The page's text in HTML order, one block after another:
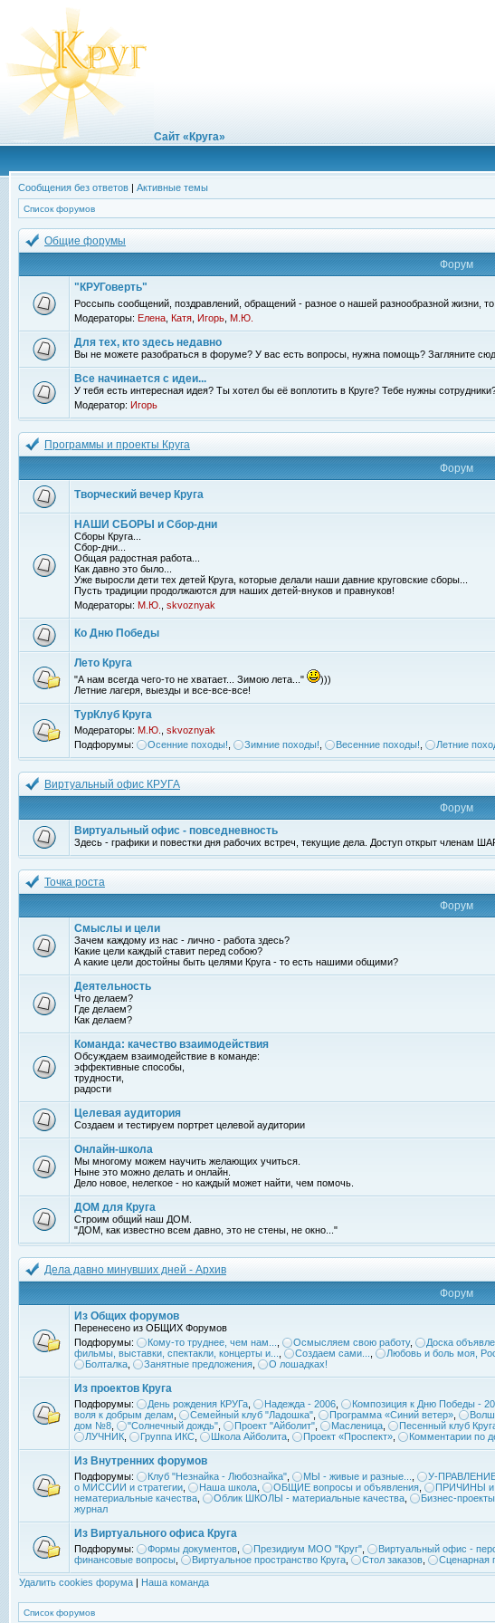
Сайт «Круга»
Сообщения без ответов | Активные темы
Список форумов
Общие форумы
Форум
"КРУГоверть"
Россыпь сообщений, поздравлений, обращений - разное о нашей разнообразной жизни,
Модераторы: Елена Катя Игорь М.Ю.
Для тех, кто здесь недавно
Вы не можете разобраться в форуме? У вас есть вопросы, нужна помощь? Загляните
Все начинается с идеи...
У тебя есть интересная идея? Ты хотел бы её воплотить в Круге? Тебе нужны
Модератор: Игорь
Программы и проекты Круга
Форум
Творческий вечер Круга
НАШИ СБОРЫ и Сбор-дни
Сборы Круга...
Сбор-дни...
Общая радостная работа...
Как давно это было...
Уже выросли дети тех детей Круга, которые делали наши давние круговские сборы...
Пусть традиции продолжаются для наших детей-внуков и правнуков!
Модераторы: М.Ю. skvoznyak
Ко Дню Победы
Лето Круга
"А нам всегда чего-то не хватает... Зимою лета..."
)))
Летние лагеря, выезды и все-все-все!
ТурКлуб Круга
Модераторы: М.Ю.
skvoznyak
Подфорумы:
Осенние походы! Зимние походы! Весенние походы! Летние
Виртуальный офис КРУГА
Форум
Виртуальный офис - повседневность
Здесь - графики и повестки дня рабочих встреч, текущие дела. Доступ открыт членам
Точка роста
Форум
Смыслы и цели
Зачем каждому из нас - лично - работа здесь?
Какие цели каждый ставит перед собою?
А какие цели достойны быть целями Круга - то есть нашими общими?
Деятельность
Что делаем?
Где делаем?
Как делаем?
Команда: качество взаимодействия
Обсуждаем взаимодействие в команде:
эффективные способы,
трудности,
радости
Целевая аудитория
Создаем и тестируем портрет целевой аудитории
Онлайн-школа
Мы многому можем научить желающих учиться.
Ныне это можно делать и онлайн.
Дело новое, нелегкое - но каждый может найти, чем помочь.
ДОМ для Круга
Строим общий наш ДОМ.
"ДОМ, как известно всем давно, это не стены, не окно..."
Дела давно минувших дней - Архив
Форум
Из Общих форумов
Перенесено из ОБЩИХ Форумов
Подфорумы:
Кому-то труднее, чем нам... Осмысляем свою работу, Доска
фильмы, выставки, спектакли, концерты и...
Создаем сами... Любовь и боль моя,
Болталка
Занятные предложения О лошадках!
Из проектов Круга
Подфорумы: День рождения КРУГа Надежда - 2006 Композиция к Дню Победы -
воля к добрым делам
Семейный клуб "Ладошка" Программа «Синий ветер»
дом №8
"Солнечный дождь" Проект "Айболит" Масленица Песенный клуб
ЛУЧНИК
Группа ИКС Школа Айболита Проект «Проспект» Комментарии по
Из Внутренних форумов
Подфорумы: Клуб "Незнайка - Любознайка" МЫ - живые и разные... У-
о МИССИИ и стратегии
Наша школа ОБЩИЕ вопросы и объявления ПРИЧИНЫ и
нематериальные качества
Облик ШКОЛЫ - материальные качества Бизнес-проекты
журнал
Из Виртуального офиса Круга
Подфорумы: Формы документов Президиум МОО "Круг" Виртуальный офис -
финансовые вопросы
Виртуальное пространство Круга Стол заказов Сценарная
Удалить cookies форума | Наша команда
Список форумов